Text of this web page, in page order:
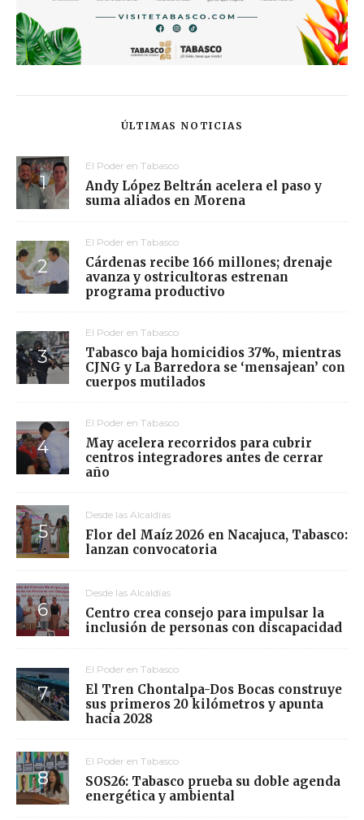
ÚLTIMAS NOTICIAS
El Poder en Tabasco
Andy López Beltrán acelera el paso y
suma aliados en Morena
El Poder en Tabasco
Cárdenas recibe 166 millones; drenaje
avanza y ostricultoras estrenan
programa productivo
El Poder en Tabasco
Tabasco baja homicidios 37%, mientras
CJNG y La Barredora se ‘mensajean’ con
cuerpos mutilados
El Poder en Tabasco
May acelera recorridos para cubrir
centros integradores antes de cerrar
año
Desde las Alcaldías
Flor del Maíz 2026 en Nacajuca, Tabasco:
lanzan convocatoria
Desde las Alcaldías
Centro crea consejo para impulsar la
inclusión de personas con discapacidad
El Poder en Tabasco
El Tren Chontalpa-Dos Bocas construye
sus primeros 20 kilómetros y apunta
hacia 2028
El Poder en Tabasco
SOS26: Tabasco prueba su doble agenda
energética y ambiental